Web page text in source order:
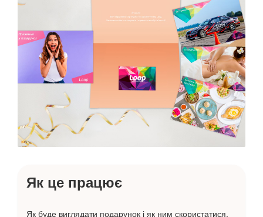
Як це працює
Як буде виглядати подарунок і як ним скористатися.